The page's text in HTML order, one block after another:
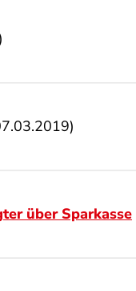
über Sparkasse